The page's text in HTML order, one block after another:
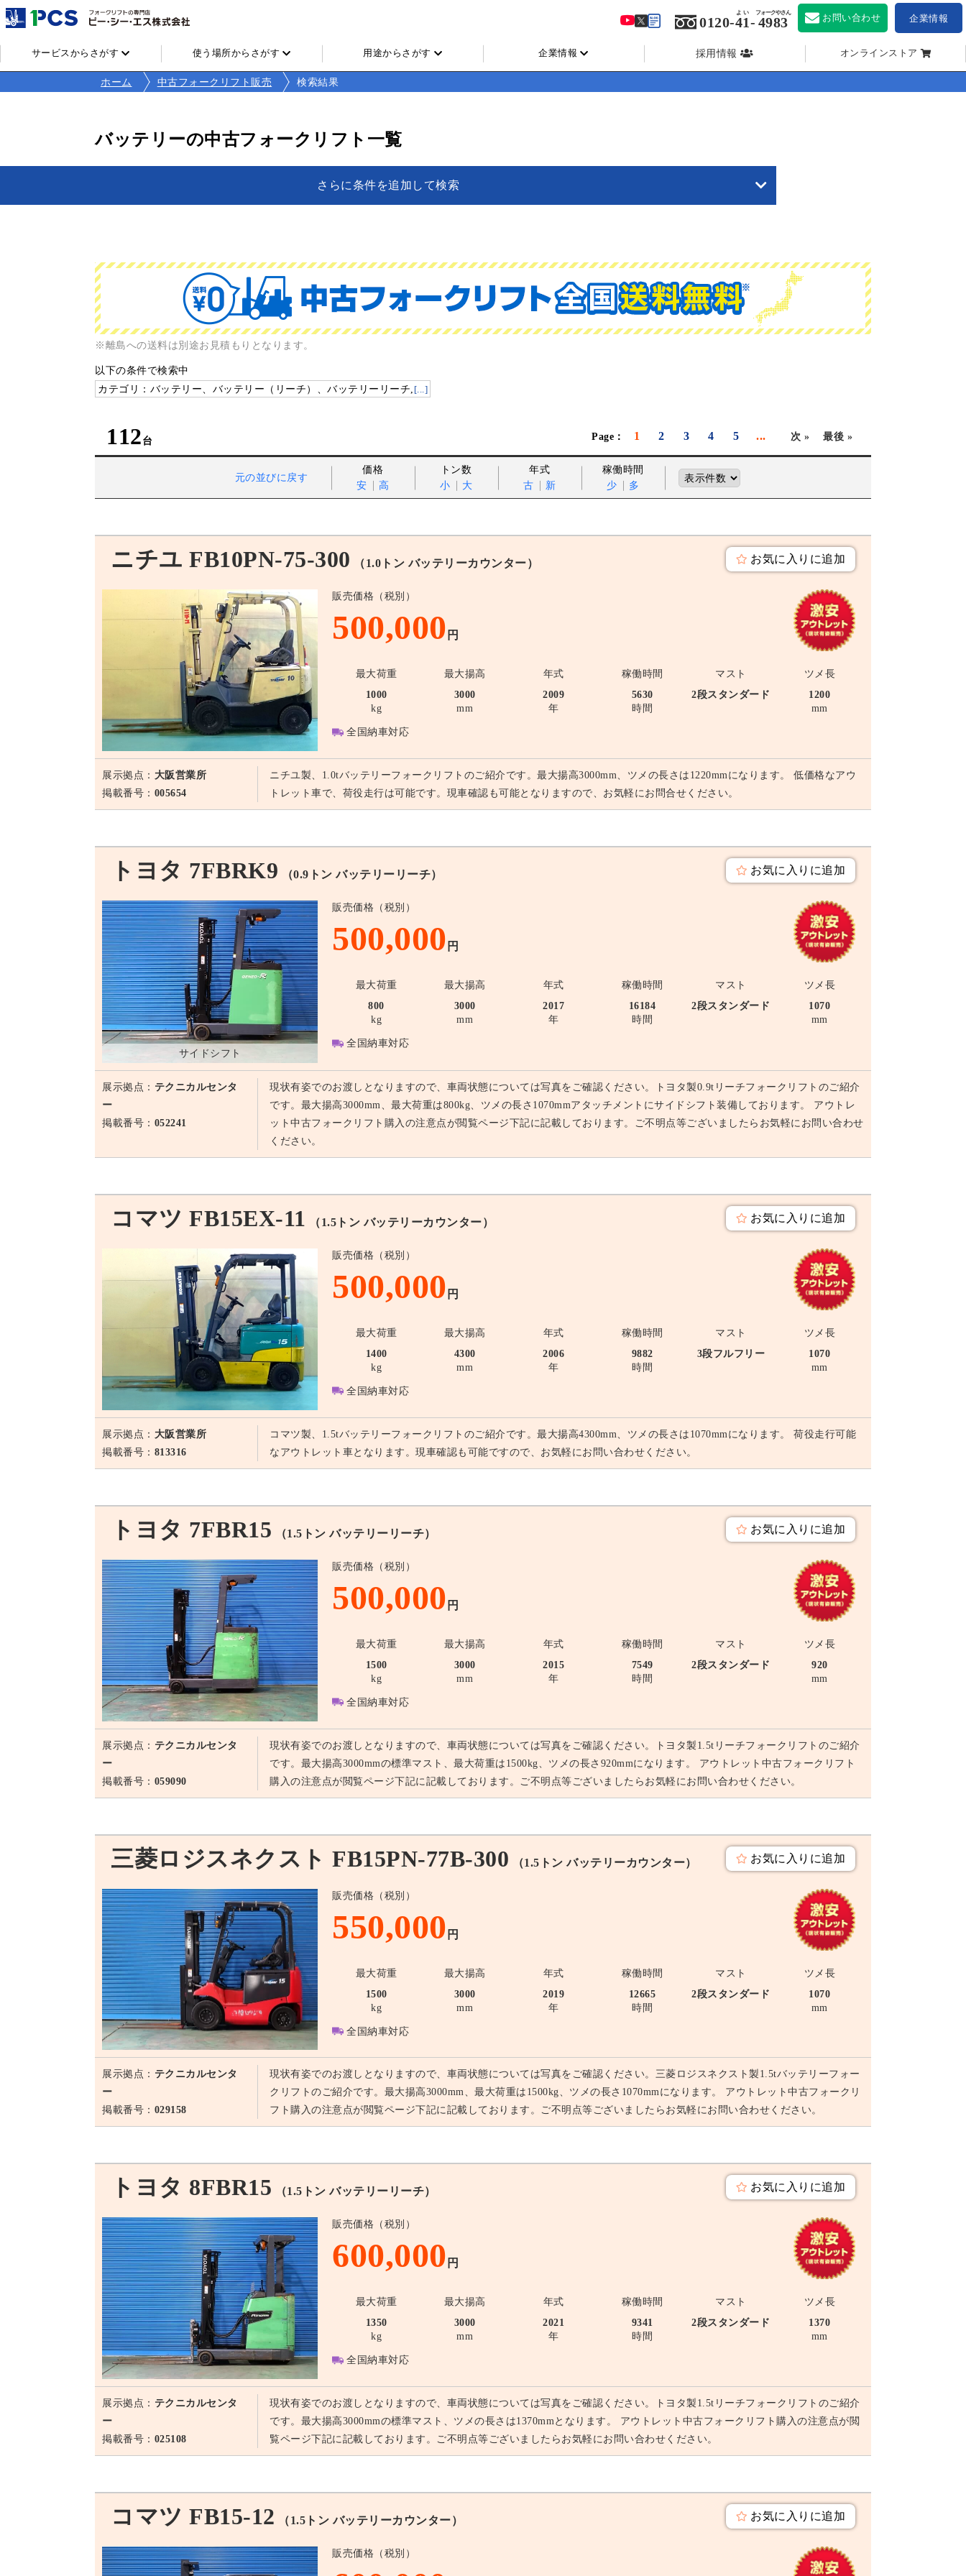
サービスからさがす 使う場所からさがす 用途からさがす 企業情報 採用情報 オンラインストア
0120-41
よい
- 4983
フォークやさん お問い合わせ 企業情報
ホーム 中古フォークリフト販売 検索結果
バッテリーの中古フォークリフト一覧
さらに条件を追加して検索
※離島への送料は別途お見積もりとなります。
以下の条件で検索中
カテゴリ：バッテリー、バッテリー（リーチ）、バッテリーリーチ, [...]
112 1 2 3 4 5 ... 次 » 最後 »
元の並びに戻す
価格
安
高
トン数
小
大
年式
古
新
稼働時間
少
多
ニチユ FB10PN-75-300 （1.0トン バッテリーカウンター） お気に入りに追加
販売価格（税別）
500,000 円
最大荷重 最大揚高 年式 稼働時間 マスト
ツメ長
1000
kg
3000
mm
2009
年
5630
時間
2段スタンダード
1200
mm
全国納車対応
展示拠点： 大阪営業所
掲載番号： 005654
ニチユ製、1.0tバッテリーフォークリフトのご紹介です。最大揚高3000mm、ツメの長さは1220mmになります。 低価格なアウ
トレット車で、荷役走行は可能です。現車確認も可能となりますので、お気軽にお問合せください。
トヨタ 7FBRK9 （0.9トン バッテリーリーチ） お気に入りに追加
サイドシフト
販売価格（税別）
500,000 円
最大荷重 最大揚高 年式 稼働時間 マスト
ツメ長
800
kg
3000
mm
2017
年
16184
時間
2段スタンダード
1070
mm
全国納車対応
展示拠点： テクニカルセンタ
ー
掲載番号： 052241
現状有姿でのお渡しとなりますので、車両状態については写真をご確認ください。トヨタ製0.9tリーチフォークリフトのご紹介
です。最大揚高3000mm、最大荷重は800kg、ツメの長さ1070mmアタッチメントにサイドシフト装備しております。 アウトレ
ット中古フォークリフト購入の注意点が閲覧ページ下記に記載しております。ご不明点等ございましたらお気軽にお問い合わせ
ください。
コマツ FB15EX-11 （1.5トン バッテリーカウンター） お気に入りに追加
販売価格（税別）
500,000 円
最大荷重 最大揚高 年式 稼働時間 マスト
ツメ長
1400
kg
4300
mm
2006
年
9882
時間
3段フルフリー
1070
mm
全国納車対応
展示拠点： 大阪営業所
掲載番号： 813316
コマツ製、1.5tバッテリーフォークリフトのご紹介です。最大揚高4300mm、ツメの長さは1070mmになります。 荷役走行可能
なアウトレット車となります。現車確認も可能ですので、お気軽にお問い合わせください。
トヨタ 7FBR15 （1.5トン バッテリーリーチ） お気に入りに追加
販売価格（税別）
500,000 円
最大荷重 最大揚高 年式 稼働時間 マスト
ツメ長
1500
kg
3000
mm
2015
年
7549
時間
2段スタンダード
920
mm
全国納車対応
展示拠点： テクニカルセンタ
ー
掲載番号： 059090
現状有姿でのお渡しとなりますので、車両状態については写真をご確認ください。トヨタ製1.5tリーチフォークリフトのご紹介
です。最大揚高3000mmの標準マスト、最大荷重は1500kg、ツメの長さ920mmになります。 アウトレット中古フォークリフト
購入の注意点が閲覧ページ下記に記載しております。ご不明点等ございましたらお気軽にお問い合わせください。
三菱ロジスネクスト FB15PN-77B-300 （1.5トン バッテリーカウンター） お気に入りに追加
販売価格（税別）
550,000 円
最大荷重 最大揚高 年式 稼働時間 マスト
ツメ長
1500
kg
3000
mm
2019
年
12665
時間
2段スタンダード
1070
mm
全国納車対応
展示拠点： テクニカルセンタ
ー
掲載番号： 029158
現状有姿でのお渡しとなりますので、車両状態については写真をご確認ください。三菱ロジスネクスト製1.5tバッテリーフォー
クリフトのご紹介です。最大揚高3000mm、最大荷重は1500kg、ツメの長さ1070mmになります。 アウトレット中古フォークリ
フト購入の注意点が閲覧ページ下記に記載しております。ご不明点等ございましたらお気軽にお問い合わせください。
トヨタ 8FBR15 （1.5トン バッテリーリーチ） お気に入りに追加
販売価格（税別）
600,000 円
最大荷重 最大揚高 年式 稼働時間 マスト
ツメ長
1350
kg
3000
mm
2021
年
9341
時間
2段スタンダード
1370
mm
全国納車対応
展示拠点： テクニカルセンタ
ー
掲載番号： 025108
現状有姿でのお渡しとなりますので、車両状態については写真をご確認ください。トヨタ製1.5tリーチフォークリフトのご紹介
です。最大揚高3000mmの標準マスト、ツメの長さは1370mmとなります。 アウトレット中古フォークリフト購入の注意点が閲
覧ページ下記に記載しております。ご不明点等ございましたらお気軽にお問い合わせください。
コマツ FB15-12 （1.5トン バッテリーカウンター） お気に入りに追加
販売価格（税別）